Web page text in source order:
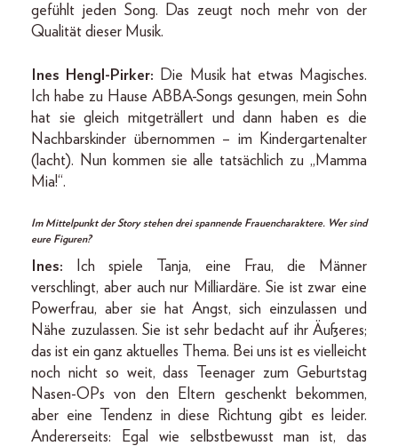
gefühlt jeden Song. Das zeugt noch mehr von der
Qualität dieser Musik.
Ines Hengl-Pirker: Die Musik hat etwas Magisches.
Ich habe zu Hause ABBA-­Songs gesungen, mein Sohn
hat sie gleich mitgeträllert und dann haben es die
Nachbarskinder übernommen – im Kindergartenalter
(lacht). Nun kommen sie alle tatsächlich zu „Mamma
Mia!“.
Im Mittelpunkt der Story stehen drei spannende Frauencharaktere. Wer sind
eure Figuren?
Ines:
Ich spiele Tanja, eine Frau, die Männer
verschlingt, aber auch nur Milliardäre. Sie ist zwar eine
Powerfrau, aber sie hat Angst, sich einzulassen und
Nähe zuzulassen. Sie ist sehr bedacht auf ihr Äußeres;
das ist ein ganz aktuelles Thema. Bei uns ist es vielleicht
noch nicht so weit, dass Teenager zum Geburtstag
Nasen-OPs von den Eltern geschenkt bekommen,
aber eine Tendenz in diese Richtung gibt es leider.
Andererseits: Egal wie selbstbewusst man ist, das